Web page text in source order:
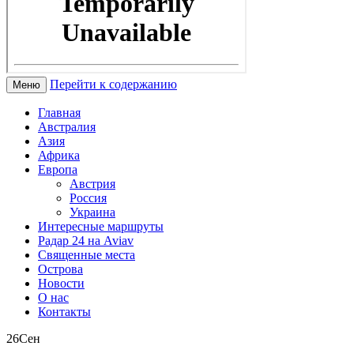
Меню Перейти к содержанию
Главная
Австралия
Азия
Африка
Европа
Австрия
Россия
Украина
Интересные маршруты
Радар 24 на Aviav
Священные места
Острова
Новости
О нас
Контакты
26Сен